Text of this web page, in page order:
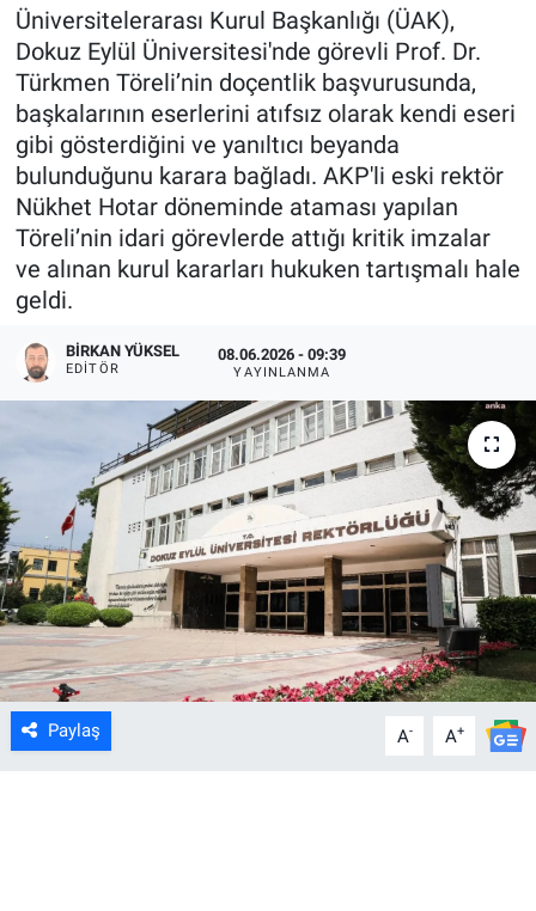
Üniversitelerarası Kurul Başkanlığı (ÜAK),
Dokuz Eylül Üniversitesi'nde görevli Prof. Dr.
Türkmen Töreli’nin doçentlik başvurusunda,
başkalarının eserlerini atıfsız olarak kendi eseri
gibi gösterdiğini ve yanıltıcı beyanda
bulunduğunu karara bağladı. AKP'li eski rektör
Nükhet Hotar döneminde ataması yapılan
Töreli’nin idari görevlerde attığı kritik imzalar
ve alınan kurul kararları hukuken tartışmalı hale
geldi.
BIRKAN YÜKSEL
EDITÖR
08.06.2026 - 09:39
YAYINLANMA
Paylaş A- A+